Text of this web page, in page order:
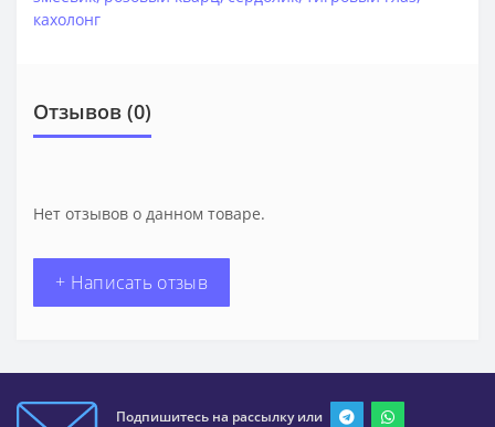
кахолонг
Отзывов (0)
Нет отзывов о данном товаре.
+ Написать отзыв
Подпишитесь на рассылку или